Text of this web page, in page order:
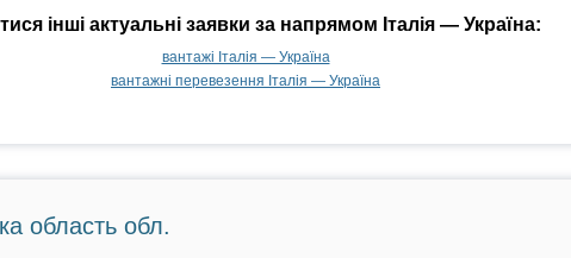
інші актуальні заявки за напрямом Італія — Україна:
вантажі Італія — Україна
вантажні перевезення Італія — Україна
область обл.